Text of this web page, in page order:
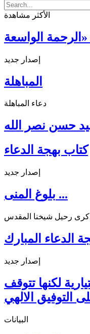
الأكثر مشاهدة
إصدار جديد
المباهلة
دعاء المباهلة
حسن نصر الله
كتاب بهجة الدعاء
إصدار جديد
بلوغ المنى ...
رحيل شيخنا المقدس
الدعاء المبارك
إصدار جديد
لكنها تتوقف
التوفيق الالهي
البيانات